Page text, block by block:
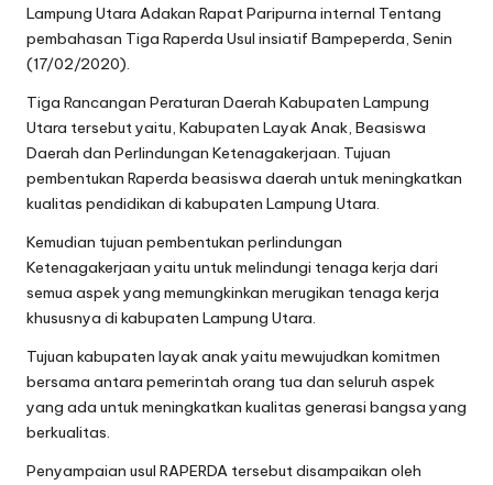
Lampung Utara Adakan Rapat Paripurna internal Tentang
pembahasan Tiga Raperda Usul insiatif Bampeperda, Senin
(17/02/2020).
Tiga Rancangan Peraturan Daerah Kabupaten Lampung
Utara tersebut yaitu, Kabupaten Layak Anak, Beasiswa
Daerah dan Perlindungan Ketenagakerjaan. Tujuan
pembentukan Raperda beasiswa daerah untuk meningkatkan
kualitas pendidikan di kabupaten Lampung Utara.
Kemudian tujuan pembentukan perlindungan
Ketenagakerjaan yaitu untuk melindungi tenaga kerja dari
semua aspek yang memungkinkan merugikan tenaga kerja
khususnya di kabupaten Lampung Utara.
Tujuan kabupaten layak anak yaitu mewujudkan komitmen
bersama antara pemerintah orang tua dan seluruh aspek
yang ada untuk meningkatkan kualitas generasi bangsa yang
berkualitas.
Penyampaian usul RAPERDA tersebut disampaikan oleh